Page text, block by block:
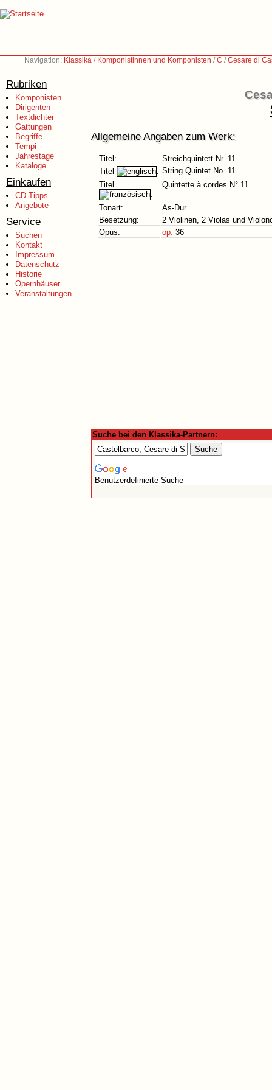
Navigation: Klassika / Komponistinnen und Komponisten /C /Cesare di
Rubriken
Komponisten
Dirigenten
Textdichter
Gattungen
Begriffe
Tempi
Jahrestage
Kataloge
Einkaufen
CD-Tipps
Angebote
Service
Suchen
Kontakt
Impressum
Datenschutz
Historie
Opernhäuser
Veranstaltungen
Allgemeine Angaben zum Werk:
Titel:
Streichquintett Nr. 11
Titel
: String Quintet No. 11
Titel
:
Quintette à cordes N° 11
Tonart:
As-Dur
Besetzung:
2 Violinen, 2 Violas und
Opus:
op. 36
Suche bei den Klassika-Partnern:
Benutzerdefinierte Suche